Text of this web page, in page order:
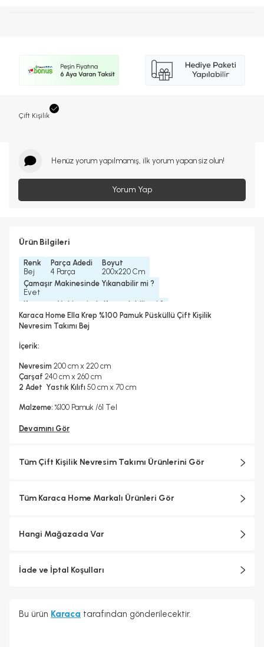
Çift Kişilik
Henüz yorum yapılmamış, ilk yorum yapan siz olun!
Yorum Yap
Ürün Bilgileri
Renk
Bej
Parça Adedi
4 Parça
Boyut
200x220 Cm
Çamaşır Makinesinde Yıkanabilir mi ?
Evet
Kurutma Makinesinde Kurutulabilir mi ?
Hayır
Kuru Temizleme Yapılabilir
Konfeksiyon Detayı
Karaca Home Ella Krep %100 Pamuk Püsküllü Çift Kişilik
Nevresim Takımı Bej
İçerik:
Nevresim 200 cm x 220 cm
Çarşaf 240 cm x 260 cm
2 Adet Yastık Kılıfı 50 cm x 70 cm
Malzeme: %100 Pamuk /61 Tel
Devamını Gör
Tüm Çift Kişilik Nevresim Takımı Ürünlerini Gör
Tüm Karaca Home Markalı Ürünleri Gör
Hangi Mağazada Var
İade ve İptal Koşulları
Bu ürün Karaca tarafından gönderilecektir.